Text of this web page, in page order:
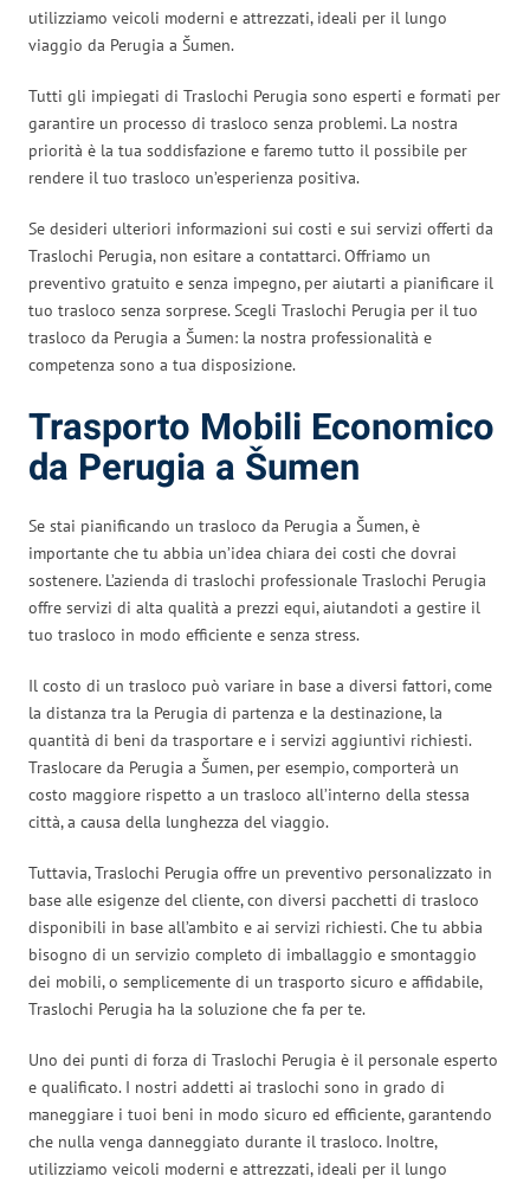
utilizziamo veicoli moderni e attrezzati, ideali per il lungo
viaggio da Perugia a Šumen.
Tutti gli impiegati di Traslochi Perugia sono esperti e formati per
garantire un processo di trasloco senza problemi. La nostra
priorità è la tua soddisfazione e faremo tutto il possibile per
rendere il tuo trasloco un’esperienza positiva.
Se desideri ulteriori informazioni sui costi e sui servizi offerti da
Traslochi Perugia, non esitare a contattarci. Offriamo un
preventivo gratuito e senza impegno, per aiutarti a pianificare il
tuo trasloco senza sorprese. Scegli Traslochi Perugia per il tuo
trasloco da Perugia a Šumen: la nostra professionalità e
competenza sono a tua disposizione.
Trasporto Mobili Economico
da Perugia a Šumen
Se stai pianificando un trasloco da Perugia a Šumen, è
importante che tu abbia un’idea chiara dei costi che dovrai
sostenere. L’azienda di traslochi professionale Traslochi Perugia
offre servizi di alta qualità a prezzi equi, aiutandoti a gestire il
tuo trasloco in modo efficiente e senza stress.
Il costo di un trasloco può variare in base a diversi fattori, come
la distanza tra la Perugia di partenza e la destinazione, la
quantità di beni da trasportare e i servizi aggiuntivi richiesti.
Traslocare da Perugia a Šumen, per esempio, comporterà un
costo maggiore rispetto a un trasloco all’interno della stessa
città, a causa della lunghezza del viaggio.
Tuttavia, Traslochi Perugia offre un preventivo personalizzato in
base alle esigenze del cliente, con diversi pacchetti di trasloco
disponibili in base all’ambito e ai servizi richiesti. Che tu abbia
bisogno di un servizio completo di imballaggio e smontaggio
dei mobili, o semplicemente di un trasporto sicuro e affidabile,
Traslochi Perugia ha la soluzione che fa per te.
Uno dei punti di forza di Traslochi Perugia è il personale esperto
e qualificato. I nostri addetti ai traslochi sono in grado di
maneggiare i tuoi beni in modo sicuro ed efficiente, garantendo
che nulla venga danneggiato durante il trasloco. Inoltre,
utilizziamo veicoli moderni e attrezzati, ideali per il lungo